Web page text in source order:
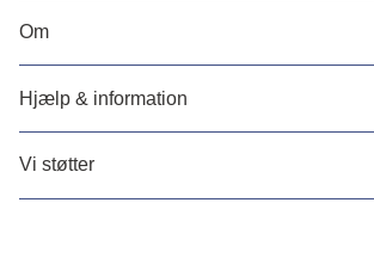
Om
Hjælp & information
Vi støtter